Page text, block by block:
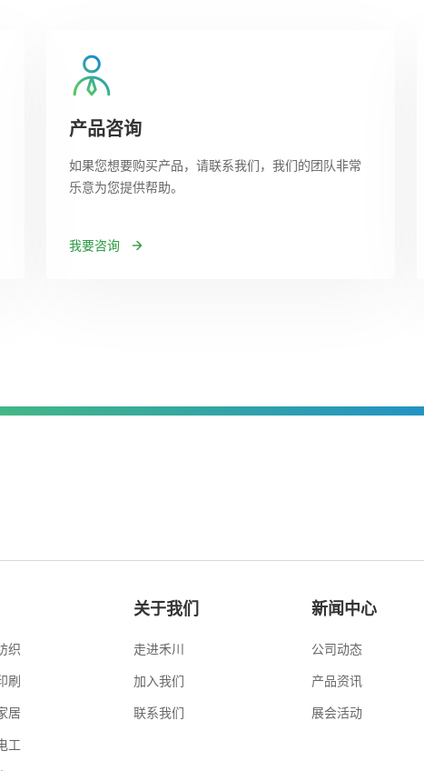
产品咨询
如果您想要购买产品，请联系我们，我们的团队非常
乐意为您提供帮助。
我要咨询
织
刷
居
工
关于我们
走进禾川
加入我们
联系我们
新闻中心
公司动态
产品资讯
展会活动